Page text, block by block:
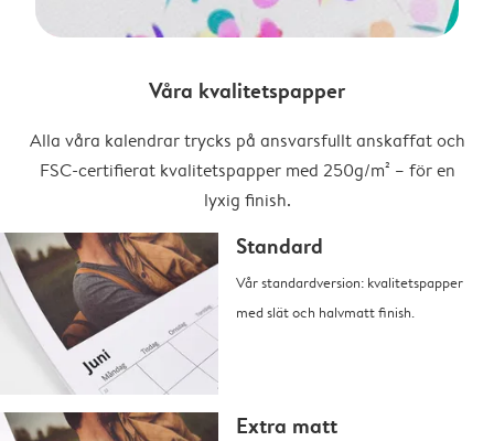
Våra kvalitetspapper
Alla våra kalendrar trycks på ansvarsfullt anskaffat och
FSC-certifierat kvalitetspapper med 250g/m² – för en
lyxig finish.
Standard
Vår standardversion: kvalitetspapper
med slät och halvmatt finish.
Extra matt